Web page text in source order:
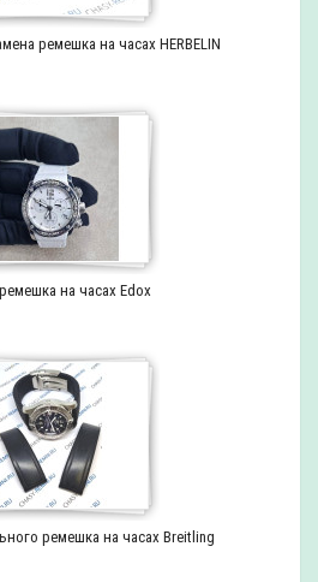
ремешка на часах HERBELIN
на часах Edox
ремешка на часах Breitling